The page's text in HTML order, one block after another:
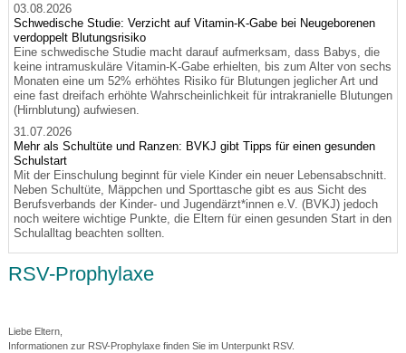
03.08.2026
Schwedische Studie: Verzicht auf Vitamin-K-Gabe bei Neugeborenen
verdoppelt Blutungsrisiko
Eine schwedische Studie macht darauf aufmerksam, dass Babys, die
keine intramuskuläre Vitamin-K-Gabe erhielten, bis zum Alter von sechs
Monaten eine um 52% erhöhtes Risiko für Blutungen jeglicher Art und
eine fast dreifach erhöhte Wahrscheinlichkeit für intrakranielle Blutungen
(Hirnblutung) aufwiesen.
31.07.2026
Mehr als Schultüte und Ranzen: BVKJ gibt Tipps für einen gesunden
Schulstart
Mit der Einschulung beginnt für viele Kinder ein neuer Lebensabschnitt.
Neben Schultüte, Mäppchen und Sporttasche gibt es aus Sicht des
Berufsverbands der Kinder- und Jugendärzt*innen e.V. (BVKJ) jedoch
noch weitere wichtige Punkte, die Eltern für einen gesunden Start in den
Schulalltag beachten sollten.
RSV-Prophylaxe
Liebe Eltern,
Informationen zur RSV-Prophylaxe finden Sie im Unterpunkt RSV.